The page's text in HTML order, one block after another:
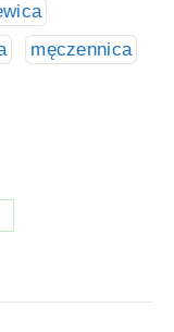
męczennica